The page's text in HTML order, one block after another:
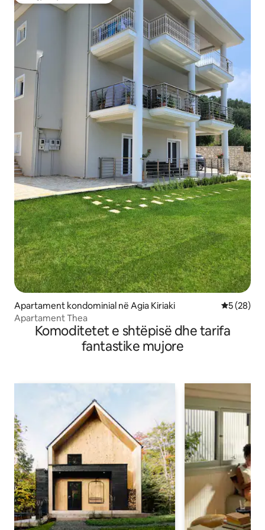
Apartament kondominial në Agia Kiriaki Vlerësimi
5 (28)
Apartament Thea
Komoditetet e shtëpisë dhe tarifa
fantastike mujore